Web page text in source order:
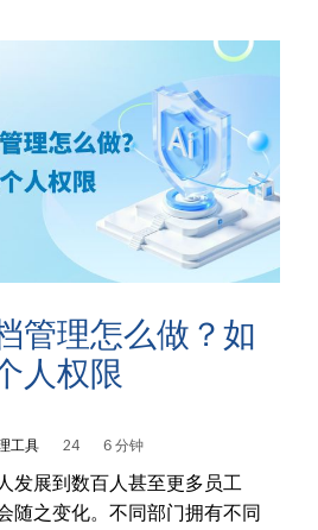
管理怎么做？如
人权限
工具 24 6 分钟
发展到数百人甚至更多员工
随之变化。不同部门拥有不同